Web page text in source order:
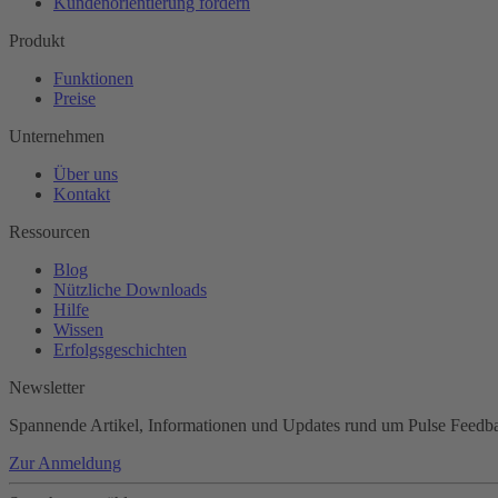
Produkt
Funktionen
Preise
Unternehmen
Über uns
Kontakt
Ressourcen
Blog
Nützliche Downloads
Hilfe
Wissen
Erfolgsgeschichten
Newsletter
Spannende Artikel, Informationen und Updates rund um Pulse
Zur Anmeldung